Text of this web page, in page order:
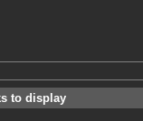
to display